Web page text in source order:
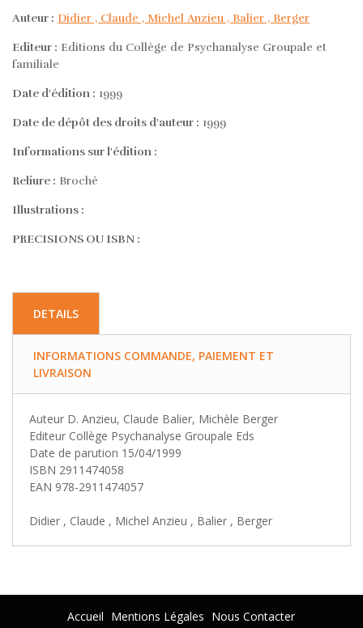
Auteur : Didier , Claude , Michel Anzieu , Balier , Berger
Editeur : Editions du Collège de Psychanalyse Groupale et
familiale
Date d'édition : 1999
Date de dépôt des droits d'auteur : 1999
Informations sur l'édition :
Reliure : Broché
Illustrations :
PRECISIONS OU ISBN :
DETAILS
INFORMATIONS COMMANDE, PAIEMENT ET
LIVRAISON
Auteur D. Anzieu, Claude Balier, Michèle Berger
Editeur Collège Psychanalyse Groupale Eds
Date de parution 15/04/1999
ISBN 2911474058
EAN 978-2911474057
Didier , Claude , Michel Anzieu , Balier , Berger
Accueil Mentions Légales Nous Contacter